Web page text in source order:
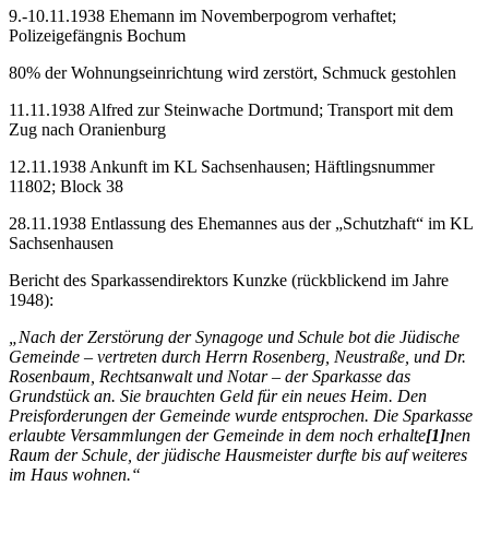
9.-10.11.1938 Ehemann im Novemberpogrom verhaftet;
Polizeigefängnis Bochum
80% der Wohnungseinrichtung wird zerstört, Schmuck gestohlen
11.11.1938 Alfred zur Steinwache Dortmund; Transport mit dem
Zug nach Oranienburg
12.11.1938 Ankunft im KL Sachsenhausen; Häftlingsnummer
11802; Block 38
28.11.1938 Entlassung des Ehemannes aus der „Schutzhaft“ im KL
Sachsenhausen
Bericht des Sparkassendirektors Kunzke (rückblickend im Jahre
1948):
„Nach der Zerstörung der Synagoge und Schule bot die Jüdische
Gemeinde – vertreten durch Herrn Rosenberg, Neustraße, und Dr.
Rosenbaum, Rechtsanwalt und Notar – der Sparkasse das
Grundstück an. Sie brauchten Geld für ein neues Heim. Den
Preisforderungen der Gemeinde wurde entsprochen. Die Sparkasse
erlaubte Versammlungen der Gemeinde in dem noch erhalte[1]nen
Raum der Schule, der jüdische Hausmeister durfte bis auf weiteres
im Haus wohnen.“